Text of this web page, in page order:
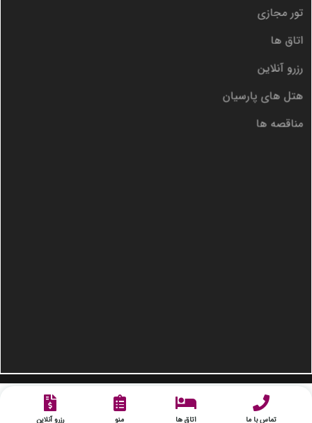
رزرو آنلاین منو اتاق ها تماس با ما
تور مجازی
اتاق ها
رزرو آنلاین
هتل های پارسیان
مناقصه ها
© 2024, aliqapuhotel. All Rights Reserved.